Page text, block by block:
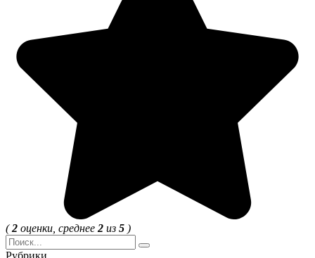
(2 оценки, среднее 2 из 5 )
Search
for:
Рубрики